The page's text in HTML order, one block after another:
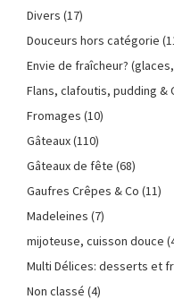
Divers (17)
Douceurs hors catégorie
Envie de fraîcheur?
Flans, clafoutis, pudding &
Fromages (10)
Gâteaux(110)
Gâteaux de fête (68)
Gaufres Crêpes & Co (11)
Madeleines (7)
mijoteuse, cuisson douce
Multi Délices: desserts et
Non classé (4)